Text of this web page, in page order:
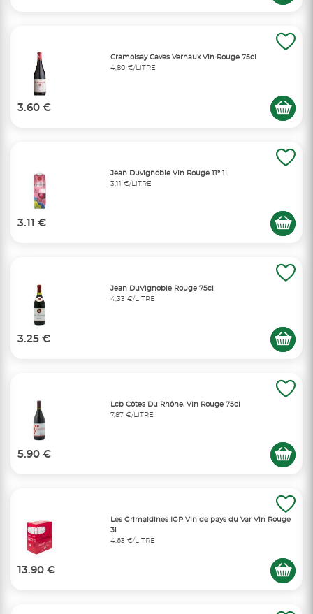
Cramoisay Caves Vernaux Vin Rouge 75cl
4,80 €/LITRE
3.60 €
Jean Duvignoble Vin Rouge 11° 1l
3,11 €/LITRE
3.11 €
Jean DuVignoble Rouge 75cl
4,33 €/LITRE
3.25 €
Lcb Côtes Du Rhône, Vin Rouge 75cl
7,87 €/LITRE
5.90 €
Les Grimaldines IGP Vin de pays du Var Vin Rouge
3l
4,63 €/LITRE
13.90 €